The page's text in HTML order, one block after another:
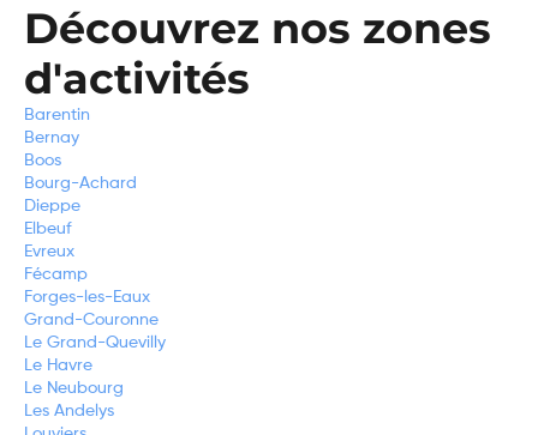
Découvrez nos zones
d'activités
Barentin
Bernay
Boos
Bourg-Achard
Dieppe
Elbeuf
Evreux
Fécamp
Forges-les-Eaux
Grand-Couronne
Le Grand-Quevilly
Le Havre
Le Neubourg
Les Andelys